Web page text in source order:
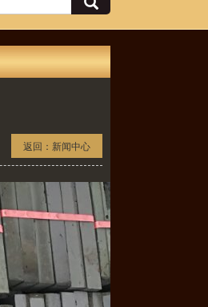
返回： 新闻中心